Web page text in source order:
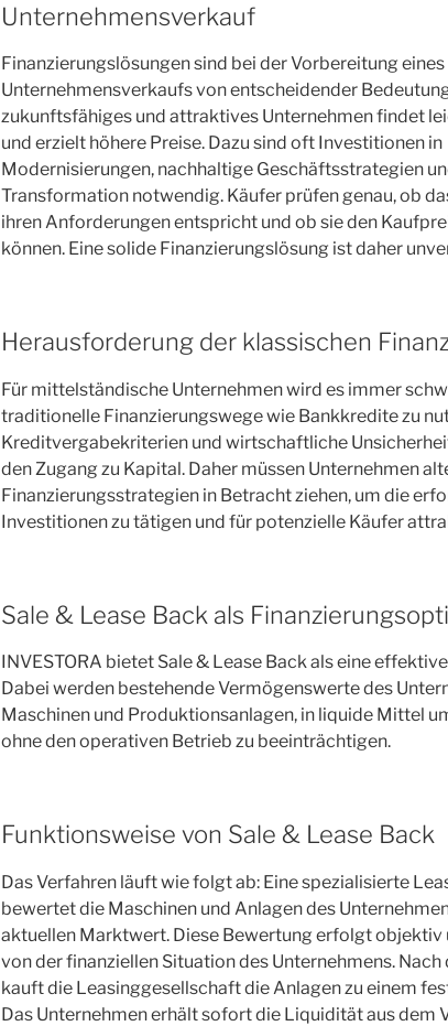
Unternehmensverkauf
Finanzierungslösungen sind bei der Vorbereitung eines
Unternehmensverkaufs von entscheidender
zukunftsfähiges und attraktives Unternehmen findet
und erzielt höhere Preise. Dazu sind oft Investitionen in
Modernisierungen, nachhaltige Geschäftsstrategien
Transformation notwendig. Käufer prüfen genau, ob
ihren Anforderungen entspricht und ob sie den
können. Eine solide Finanzierungslösung ist daher
Herausforderung der klassischen
Für mittelständische Unternehmen wird es immer
traditionelle Finanzierungswege wie Bankkredite zu
Kreditvergabekriterien und wirtschaftliche
den Zugang zu Kapital. Daher müssen Unternehmen
Finanzierungsstrategien in Betracht ziehen, um die
Investitionen zu tätigen und für potenzielle Käufer
Sale & Lease Back als
INVESTORA bietet Sale & Lease Back als eine
Dabei werden bestehende Vermögenswerte des
Maschinen und Produktionsanlagen, in liquide Mittel
ohne den operativen Betrieb zu beeinträchtigen.
Funktionsweise von Sale & Lease Back
Das Verfahren läuft wie folgt ab: Eine spezialisierte
bewertet die Maschinen und Anlagen des
aktuellen Marktwert. Diese Bewertung erfolgt objektiv
von der finanziellen Situation des Unternehmens.
kauft die Leasinggesellschaft die Anlagen zu einem
Das Unternehmen erhält sofort die Liquidität aus dem